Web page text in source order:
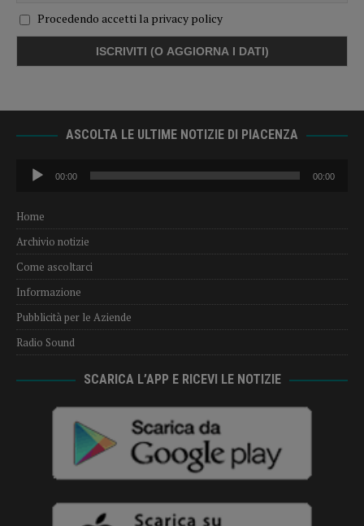
Procedendo accetti la privacy policy
ASCOLTA LE ULTIME NOTIZIE DI PIACENZA
Audio
Player
00:00 00:00
Home
Archivio notizie
Come ascoltarci
Informazione
Pubblicità per le Aziende
Radio Sound
SCARICA L’APP E RICEVI LE NOTIZIE